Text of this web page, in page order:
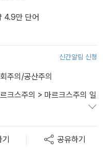
4.9만 단어
신간알림 신청
주의/공산주의
크스주의 > 마르크스주의 일
기 공유하기